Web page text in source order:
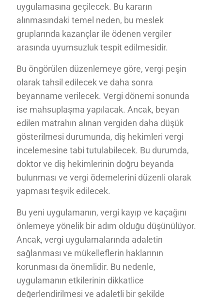
uygulamasına geçilecek. Bu kararın
alınmasındaki temel neden, bu meslek
gruplarında kazançlar ile ödenen vergiler
arasında uyumsuzluk tespit edilmesidir.
Bu öngörülen düzenlemeye göre, vergi peşin
olarak tahsil edilecek ve daha sonra
beyanname verilecek. Vergi dönemi sonunda
ise mahsuplaşma yapılacak. Ancak, beyan
edilen matrahın alınan vergiden daha düşük
gösterilmesi durumunda, diş hekimleri vergi
incelemesine tabi tutulabilecek. Bu durumda,
doktor ve diş hekimlerinin doğru beyanda
bulunması ve vergi ödemelerini düzenli olarak
yapması teşvik edilecek.
Bu yeni uygulamanın, vergi kayıp ve kaçağını
önlemeye yönelik bir adım olduğu düşünülüyor.
Ancak, vergi uygulamalarında adaletin
sağlanması ve mükelleflerin haklarının
korunması da önemlidir. Bu nedenle,
uygulamanın etkilerinin dikkatlice
değerlendirilmesi ve adaletli bir şekilde